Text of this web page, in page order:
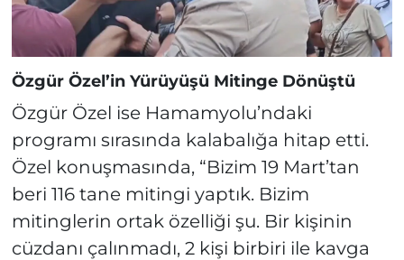
Özgür Özel’in Yürüyüşü Mitinge Dönüştü
Özgür Özel ise Hamamyolu’ndaki
programı sırasında kalabalığa hitap etti.
Özel konuşmasında, “Bizim 19 Mart’tan
beri 116 tane mitingi yaptık. Bizim
mitinglerin ortak özelliği şu. Bir kişinin
cüzdanı çalınmadı, 2 kişi birbiri ile kavga